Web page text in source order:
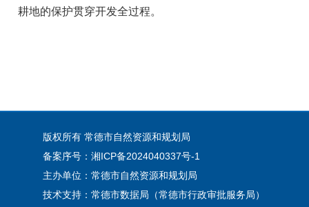
耕地的保护贯穿开发全过程。
版权所有 常德市自然资源和规划局
备案序号：湘ICP备2024040337号-1
主办单位：常德市自然资源和规划局
技术支持：常德市数据局（常德市行政审批服务局）